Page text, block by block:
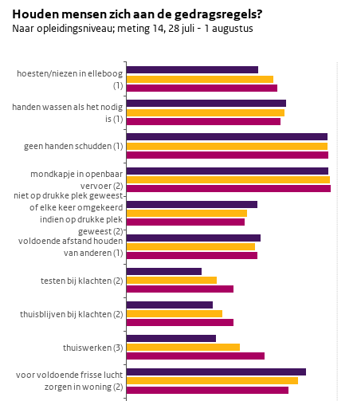
Houden mensen zich aan de gedragsregels?
Sla de grafiek 'Houden mensen zich aan de gedragsregels?' over
Houden mensen zich aan de gedragsregels?
Staaf grafiek met 3 reeksen.
Bekijk als data tabel.
De grafiek heeft 1 X-as die categories weergeeft.
De grafiek heeft 1 Y-as die percentage weergeeft.
Houden mensen zich aan de gedragsregels?
Naar opleidingsniveau; meting 14, 28 juli - 1 augustus
hoesten/niezen in elleboog
(1)
handen wassen als het nodig
is (1)
geen handen schudden (1)
mondkapje in openbaar
vervoer (2)
niet op drukke plek geweest
of elke keer omgekeerd
indien op drukke plek
geweest (2)
voldoende afstand houden
van anderen (1)
testen bij klachten (2)
thuisblijven bij klachten (2)
thuiswerken (3)
voor voldoende frisse lucht
zorgen in woning (2)